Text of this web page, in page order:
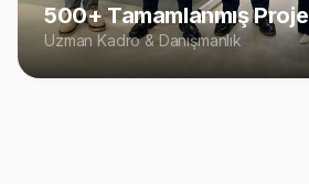
500+ Tamamlanmış Proje
Uzman Kadro & Danışmanlık